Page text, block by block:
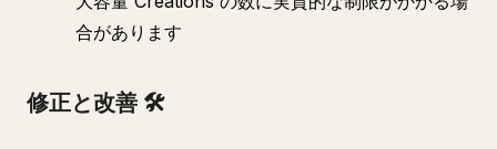
合があります
修正と改善 🛠️